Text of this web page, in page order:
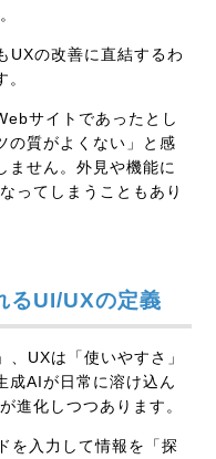
UXの改善に直結するわ
サイトであったとし
の質がよくない」と感
ません。外見や機能に
ってしまうこともあり
るUI/UXの定義
UXは「使いやすさ」
成AIが日常に溶け込ん
進化しつつあります。
を入力して情報を「探